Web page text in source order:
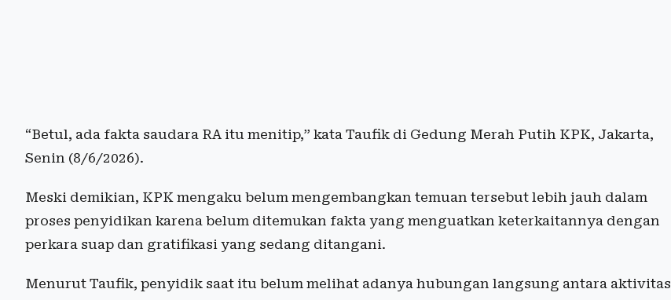
“Betul, ada fakta saudara RA itu menitip,” kata Taufik di Gedung Merah Putih KPK, Jakarta,
Senin (8/6/2026).
Meski demikian, KPK mengaku belum mengembangkan temuan tersebut lebih jauh dalam
proses penyidikan karena belum ditemukan fakta yang menguatkan keterkaitannya dengan
perkara suap dan gratifikasi yang sedang ditangani.
Menurut Taufik, penyidik saat itu belum melihat adanya hubungan langsung antara aktivitas